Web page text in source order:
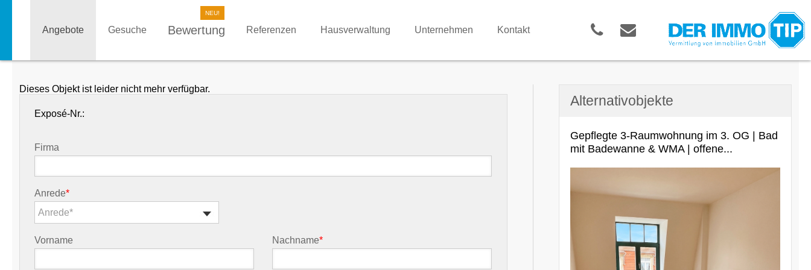
Angebote Gesuche Bewertung Referenzen Hausverwaltung Unternehmen Kontakt
Dieses Objekt ist leider nicht mehr verfügbar.
Exposé-Nr.:
Firma
Anrede*
Anrede*
Vorname Nachname*
Alternativobjekte
Gepflegte 3-Raumwohnung im 3. OG | Bad
mit Badewanne & WMA | offene...